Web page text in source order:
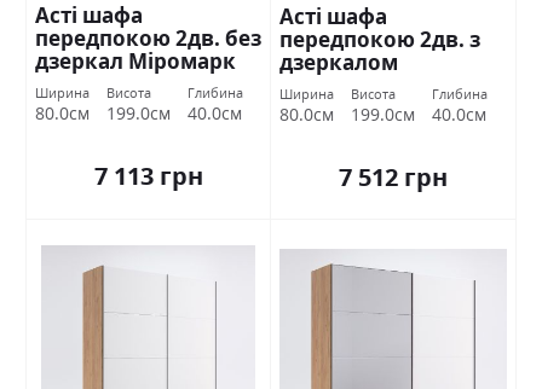
Асті шафа
передпокою 2дв. без
дзеркал Міромарк
Ширина
80.0см
Висота
199.0см
Глибина
40.0см
7 113 грн
Асті шафа
передпокою 2дв. з
дзеркалом
Міромарк
Ширина
80.0см
Висота
199.0см
Глибина
40.0см
7 512 грн